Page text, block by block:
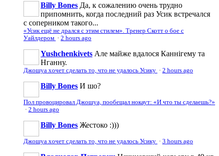
Billy Bones Да, к сожалению очень трудно
припомнить, когда последний раз Усик встречался
с соперником такого...
«Усик ещё не дрался с этим стилем». Тренер Скотт о бое с
Уайлдером · 2 hours ago
Yushchenkivets Але майже вдалося Каннігему та
Нганну.
Джошуа хочет сделать то, что не удалось Усику · 2 hours ago
Billy Bones И шо?
Пол провоцировал Джошуа, пообещал нокаут: «И что ты сделаешь?»
· 2 hours ago
Billy Bones Жестоко :)))
Джошуа хочет сделать то, что не удалось Усику · 3 hours ago